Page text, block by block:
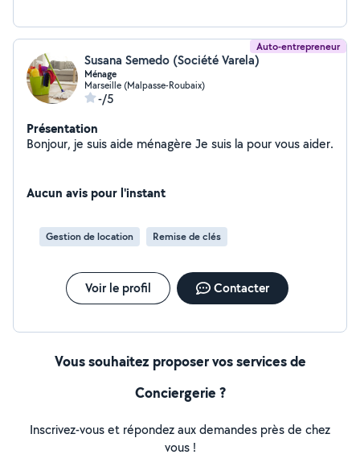
Auto-entrepreneur
Susana Semedo (Société Varela)
Ménage
Marseille (Malpasse-Roubaix)
-/5
Présentation
Bonjour, je suis aide ménagère Je suis la pour vous aider.
Aucun avis pour l'instant
Gestion de location Remise de clés
Voir le profil Contacter
Vous souhaitez proposer vos services de
Conciergerie ?
Inscrivez-vous et répondez aux demandes près de chez
vous !